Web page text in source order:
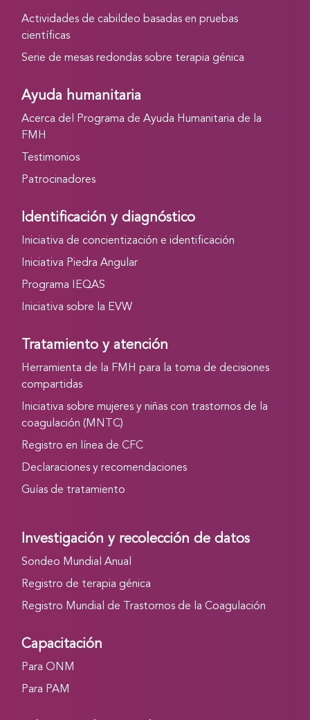
Actividades de cabildeo basadas en pruebas
científicas
Serie de mesas redondas sobre terapia génica
Ayuda humanitaria
Acerca del Programa de Ayuda Humanitaria de la
FMH
Testimonios
Patrocinadores
Identificación y diagnóstico
Iniciativa de concientización e identificación
Iniciativa Piedra Angular
Programa IEQAS
Iniciativa sobre la EVW
Tratamiento y atención
Herramienta de la FMH para la toma de decisiones
compartidas
Iniciativa sobre mujeres y niñas con trastornos de la
coagulación (MNTC)
Registro en línea de CFC
Declaraciones y recomendaciones
Guías de tratamiento
Investigación y recolección de datos
Sondeo Mundial Anual
Registro de terapia génica
Registro Mundial de Trastornos de la Coagulación
Capacitación
Para ONM
Para PAM